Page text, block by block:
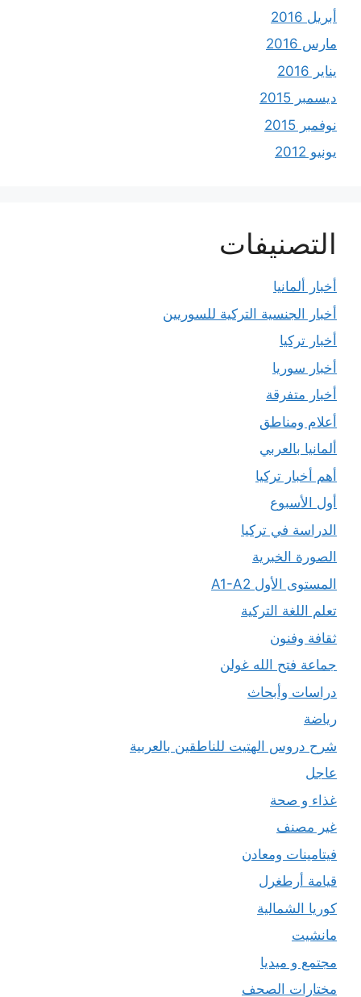
أبريل 2016
مارس 2016
يناير 2016
ديسمبر 2015
نوفمبر 2015
يونيو 2012
التصنيفات
أخبار ألمانيا
أخبار الجنسية التركية للسوريين
أخبار تركيا
أخبار سوريا
أخبار متفرقة
أعلام ومناطق
ألمانيا بالعربي
أهم أخبار تركيا
أول الأسبوع
الدراسة في تركيا
الصورة الخبرية
المستوى الأول A1-A2
تعلم اللغة التركية
ثقافة وفنون
جماعة فتح الله غولن
دراسات وأبحاث
رياضة
شرح دروس الهتيت للناطقين بالعربية
عاجل
غذاء و صحة
غير مصنف
فيتامينات ومعادن
قيامة أرطغرل
كوريا الشمالية
مانشيت
مجتمع و ميديا
مختارات الصحف